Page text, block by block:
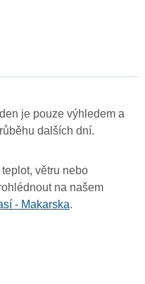
je pouze výhledem a
dalších dní.
větru nebo
na našem
- Makarska.